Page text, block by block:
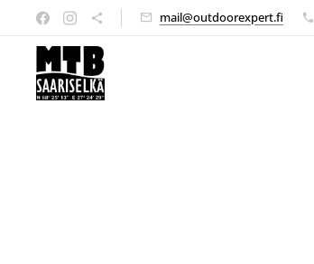
mail@outdoorexpert.fi